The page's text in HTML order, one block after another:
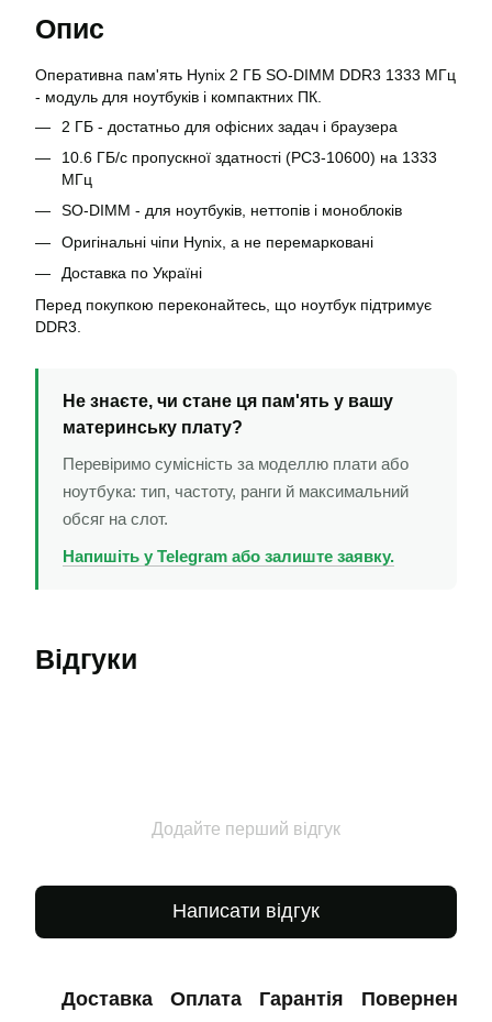
Опис
Оперативна пам'ять Hynix 2 ГБ SO-DIMM DDR3 1333 МГц
- модуль для ноутбуків і компактних ПК.
2 ГБ - достатньо для офісних задач і браузера
10.6 ГБ/с пропускної здатності (PC3-10600) на 1333
МГц
SO-DIMM - для ноутбуків, неттопів і моноблоків
Оригінальні чіпи Hynix, а не перемарковані
Доставка по Україні
Перед покупкою переконайтесь, що ноутбук підтримує
DDR3.
Не знаєте, чи стане ця пам'ять у вашу
материнську плату?
Перевіримо сумісність за моделлю плати або
ноутбука: тип, частоту, ранги й максимальний
обсяг на слот.
Напишіть у Telegram або залиште заявку.
Відгуки
Додайте перший відгук
Написати відгук
Доставка Оплата Гарантія Повернення